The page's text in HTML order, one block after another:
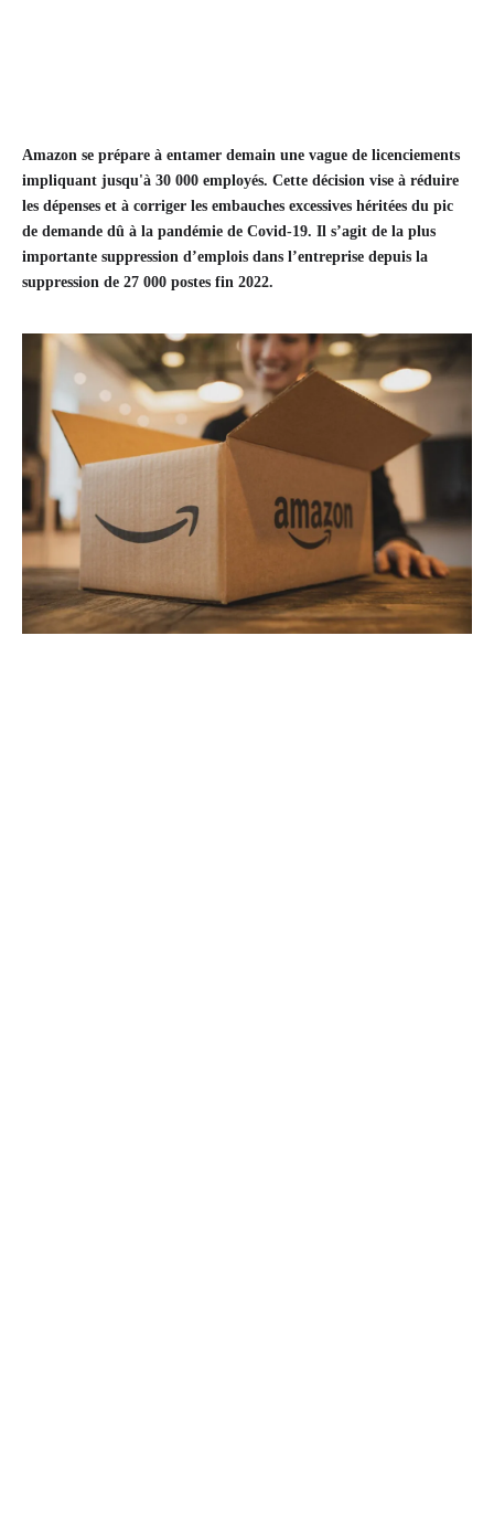
Amazon se prépare à entamer demain une vague de licenciements
impliquant jusqu'à 30 000 employés. Cette décision vise à réduire
les dépenses et à corriger les embauches excessives héritées du pic
de demande dû à la pandémie de Covid-19. Il s’agit de la plus
importante suppression d’emplois dans l’entreprise depuis la
suppression de 27 000 postes fin 2022.